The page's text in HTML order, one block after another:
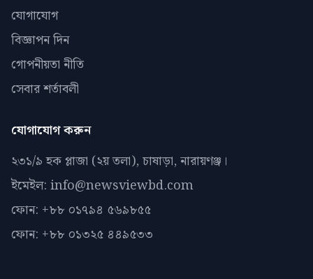
যোগাযোগ
বিজ্ঞাপন দিন
গোপনীয়তা নীতি
সেবার শর্তাবলী
যোগাযোগ করুন
২৩১/৯ হক প্লাজা (২য় তলা), চাষাড়া, নারায়ণঞ্জ।
ইমেইল: info@newsviewbd.com
ফোন: +৮৮ ০১৭৯৪ ৫৬৯৮৫৫
ফোন: +৮৮ ০১৩২৫ ৪৪৯৫৩৩